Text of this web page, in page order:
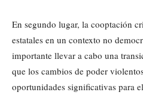
En segundo lugar, la cooptación
estatales en un contexto no
importante llevar a cabo una
que los cambios de poder
oportunidades significativas para